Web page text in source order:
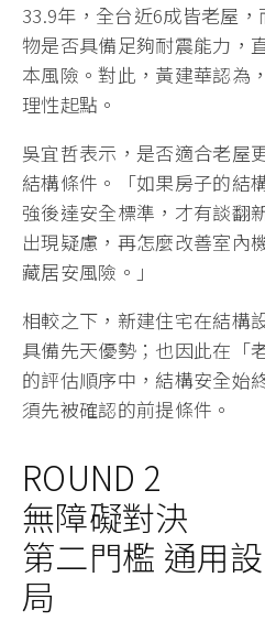
33.9年，全台近6成皆老屋
物是否具備足夠耐震能力，
本風險。對此，黃建華認為
理性起點。
吳宜哲表示，是否適合老屋
結構條件。「如果房子的結
強後達安全標準，才有談翻
出現疑慮，再怎麼改善室內
藏居安風險。」
相較之下，新建住宅在結構
具備先天優勢；也因此在「
的評估順序中，結構安全始
須先被確認的前提條件。
ROUND 2
無障礙對決
第二門檻 通用
局